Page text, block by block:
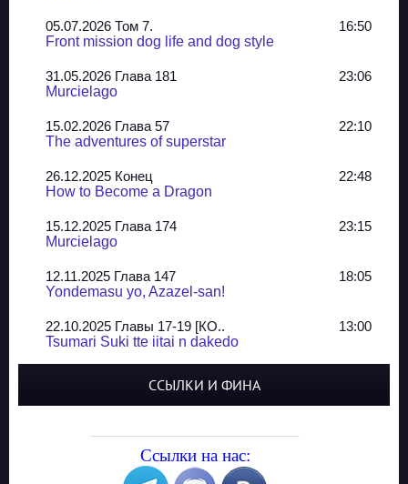
05.07.2026 Том 7.
16:50
Front mission dog life and dog style
31.05.2026 Глава 181
23:06
Murcielago
15.02.2026 Глава 57
22:10
The adventures of superstar
26.12.2025 Конец
22:48
How to Become a Dragon
15.12.2025 Глава 174
23:15
Murcielago
12.11.2025 Глава 147
18:05
Yondemasu yo, Azazel-san!
22.10.2025 Главы 17-19 [КО..
13:00
Tsumari Suki tte iitai n dakedo
Yozakura Shijuusou
08.08.2025 Глава 50
ССЫЛКИ И ФИНА
Ссылки на нас: